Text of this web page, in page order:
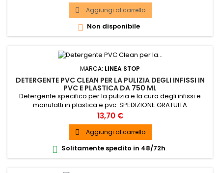
 Aggiungi al carrello
 Non disponibile
MARCA: LINEA STOP
DETERGENTE PVC CLEAN PER LA PULIZIA DEGLI INFISSI IN
PVC E PLASTICA DA 750 ML
Detergente specifico per la pulizia e la cura degli infissi e
manufatti in plastica e pvc. SPEDIZIONE GRATUITA
Prezzo
13,70 €
 Aggiungi al carrello
 Solitamente spedito in 48/72h